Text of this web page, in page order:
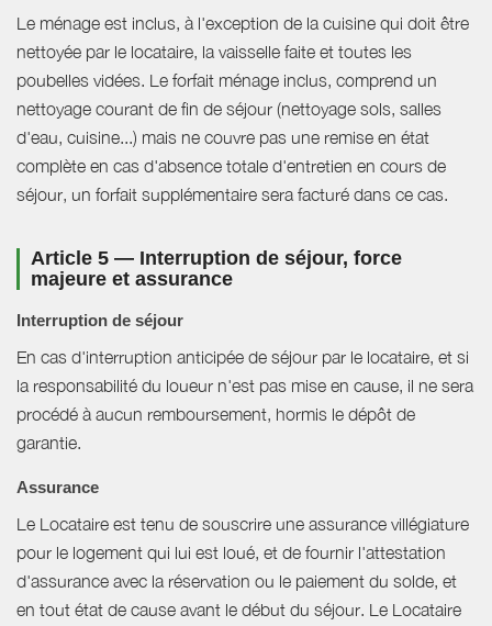
Le ménage est inclus, à l'exception de la cuisine qui doit être
nettoyée par le locataire, la vaisselle faite et toutes les
poubelles vidées. Le forfait ménage inclus, comprend un
nettoyage courant de fin de séjour (nettoyage sols, salles
d'eau, cuisine...) mais ne couvre pas une remise en état
complète en cas d'absence totale d'entretien en cours de
séjour, un forfait supplémentaire sera facturé dans ce cas.
Article 5 — Interruption de séjour, force
majeure et assurance
Interruption de séjour
En cas d'interruption anticipée de séjour par le locataire, et si
la responsabilité du loueur n'est pas mise en cause, il ne sera
procédé à aucun remboursement, hormis le dépôt de
garantie.
Assurance
Le Locataire est tenu de souscrire une assurance villégiature
pour le logement qui lui est loué, et de fournir l'attestation
d'assurance avec la réservation ou le paiement du solde, et
en tout état de cause avant le début du séjour. Le Locataire